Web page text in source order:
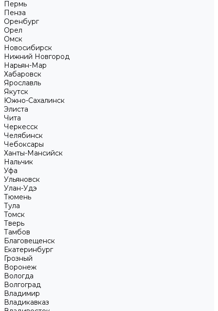
Пермь
Пенза
Оренбург
Орел
Омск
Новосибирск
Нижний Новгород
Нарьян-Мар
Хабаровск
Ярославль
Якутск
Южно-Сахалинск
Элиста
Чита
Черкесск
Челябинск
Чебоксары
Ханты-Мансийск
Нальчик
Уфа
Ульяновск
Улан-Удэ
Тюмень
Тула
Томск
Тверь
Тамбов
Благовещенск
Екатеринбург
Грозный
Воронеж
Вологда
Волгоград
Владимир
Владикавказ